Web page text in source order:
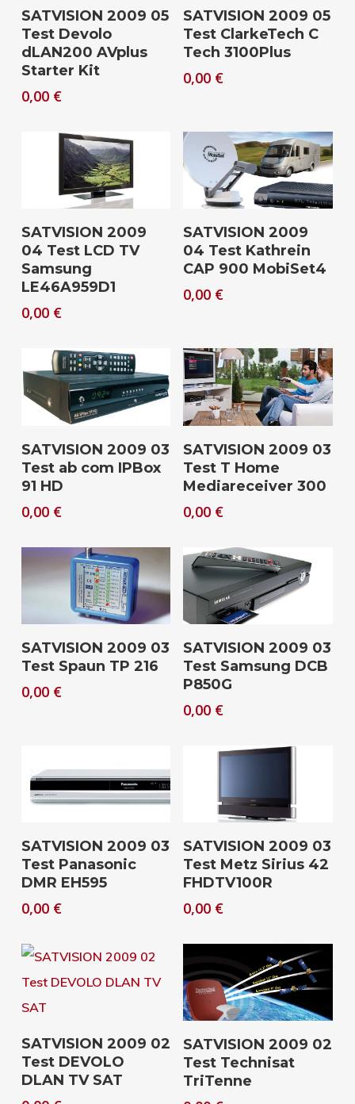
Download
SATVISION 2009 05
Test Devolo
dLAN200 AVplus
Starter Kit
0,00 €
Download
SATVISION 2009 05
Test ClarkeTech C
Tech 3100Plus
0,00 €
Download
SATVISION 2009
04 Test LCD TV
Samsung
LE46A959D1
0,00 €
Download
SATVISION 2009
04 Test Kathrein
CAP 900 MobiSet4
0,00 €
Download
SATVISION 2009 03
Test ab com IPBox
91 HD
0,00 €
Download
SATVISION 2009 03
Test T Home
Mediareceiver 300
0,00 €
Download
SATVISION 2009 03
Test Spaun TP 216
0,00 €
Download
SATVISION 2009 03
Test Samsung DCB
P850G
0,00 €
Download
SATVISION 2009 03
Test Panasonic
DMR EH595
0,00 €
Download
SATVISION 2009 03
Test Metz Sirius 42
FHDTV100R
0,00 €
Download
SATVISION 2009 02
Test DEVOLO
DLAN TV SAT
Download
SATVISION 2009 02
Test Technisat
TriTenne